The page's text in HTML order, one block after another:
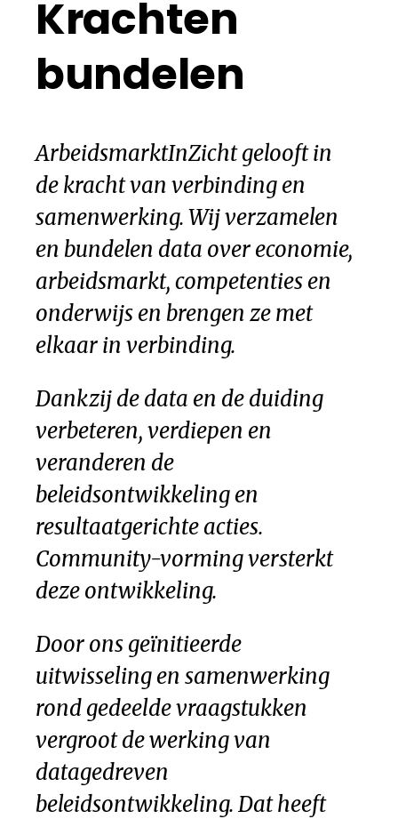
Krachten
bundelen
ArbeidsmarktInZicht gelooft in
de kracht van verbinding en
samenwerking. Wij verzamelen
en bundelen data over economie,
arbeidsmarkt, competenties en
onderwijs en brengen ze met
elkaar in verbinding.
Dankzij de data en de duiding
verbeteren, verdiepen en
veranderen de
beleidsontwikkeling en
resultaatgerichte acties.
Community-vorming versterkt
deze ontwikkeling.
Door ons geïnitieerde
uitwisseling en samenwerking
rond gedeelde vraagstukken
vergroot de werking van
datagedreven
beleidsontwikkeling. Dat heeft